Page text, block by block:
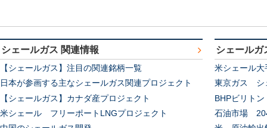
シェールガス 関連情報
【シェールガス】注目の関連銘柄一覧
日本が参画する主なシェールガス関連プロジェクト
【シェールガス】カナダ産プロジェクト
米シェール フリーポートLNGプロジェクト
シェールガ
米シェール
東京ガス シ
BHPビリト
石油市場